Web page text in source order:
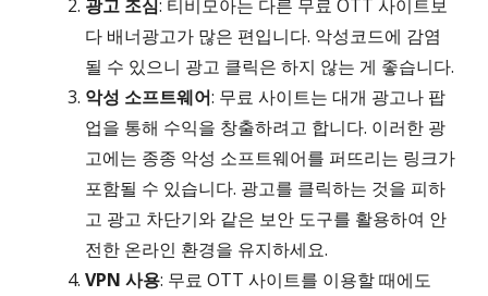
광고 조심: 티비모아는 다른 무료 OTT 사이트보
다 배너광고가 많은 편입니다. 악성코드에 감염
될 수 있으니 광고 클릭은 하지 않는 게 좋습니다.
악성 소프트웨어: 무료 사이트는 대개 광고나 팝
업을 통해 수익을 창출하려고 합니다. 이러한 광
고에는 종종 악성 소프트웨어를 퍼뜨리는 링크가
포함될 수 있습니다. 광고를 클릭하는 것을 피하
고 광고 차단기와 같은 보안 도구를 활용하여 안
전한 온라인 환경을 유지하세요.
VPN 사용: 무료 OTT 사이트를 이용할 때에도